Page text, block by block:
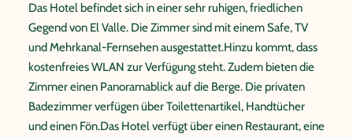
Das Hotel befindet sich in einer sehr ruhigen, friedlichen
Gegend von El Valle. Die Zimmer sind mit einem Safe, TV
und Mehrkanal-Fernsehen ausgestattet.Hinzu kommt, dass
kostenfreies WLAN zur Verfügung steht. Zudem bieten die
Zimmer einen Panoramablick auf die Berge. Die privaten
Badezimmer verfügen über Toilettenartikel, Handtücher
und einen Fön.Das Hotel verfügt über einen Restaurant, eine